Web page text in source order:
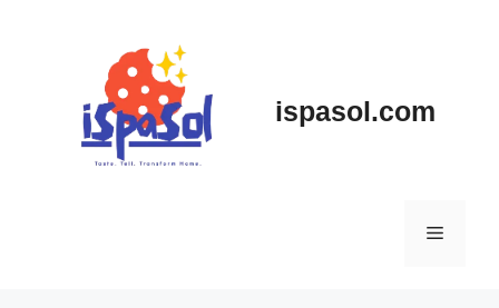
ispasol.com
Menu